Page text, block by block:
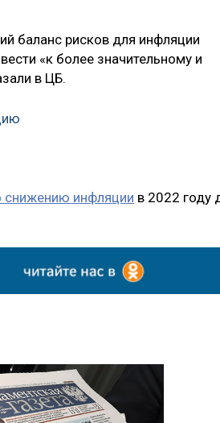
баланс рисков для инфляции
«к более значительному и
в ЦБ.
снижению инфляции в 2022 году